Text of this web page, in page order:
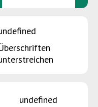
verfolgen Sie die
undefined